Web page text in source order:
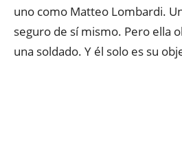
uno como Matteo Lombardi.
seguro de sí mismo. Pero ella
una soldado. Y él solo es su